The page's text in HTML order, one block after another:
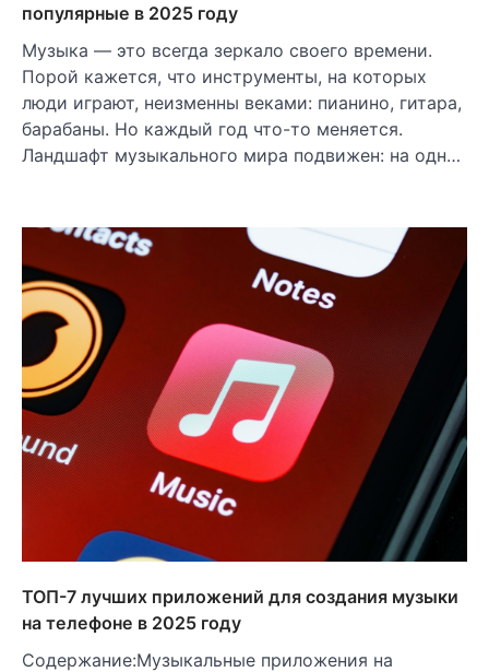
популярные в 2025 году
Музыка — это всегда зеркало своего времени.
Порой кажется, что инструменты, на которых
люди играют, неизменны веками: пианино, гитара,
барабаны. Но каждый год что-то меняется.
Ландшафт музыкального мира подвижен: на одн…
ТОП-7 лучших приложений для создания музыки
на телефоне в 2025 году
Содержание:Музыкальные приложения на